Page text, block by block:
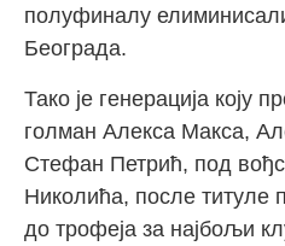
полуфиналу
Београда.
Тако је генерација коју
голман Алекса Макса,
Стефан Петрић, под
Николића, после титуле
до трофеја за најбољи